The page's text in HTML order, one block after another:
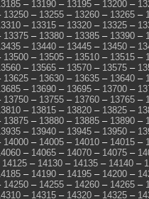
– 13190 – 13195 – 13200 –
13250 – 13255 – 13260 – 13265 –
– 13315 – 13320 – 13325 –
13375 – 13380 – 13385 – 13390 –
– 13440 – 13445 – 13450 –
13500 – 13505 – 13510 – 13515 –
– 13565 – 13570 – 13575 –
13625 – 13630 – 13635 – 13640 –
– 13690 – 13695 – 13700 –
13750 – 13755 – 13760 – 13765 –
– 13815 – 13820 – 13825 –
13875 – 13880 – 13885 – 13890 –
– 13940 – 13945 – 13950 –
14000 – 14005 – 14010 – 14015 –
– 14065 – 14070 – 14075 –
14125 – 14130 – 14135 – 14140 –
– 14190 – 14195 – 14200 –
14250 – 14255 – 14260 – 14265 –
– 14315 – 14320 – 14325 –